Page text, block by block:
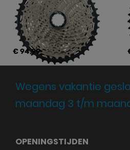
€ 94,99
Wegens vakantie
maandag 3 t/m
OPENINGSTIJDEN